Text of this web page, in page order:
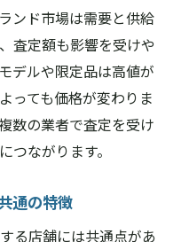
ンド市場は需要と供給
査定額も影響を受けや
デルや限定品は高値が
っても価格が変わりま
数の業者で査定を受け
つながります。
通の特徴
る店舗には共通点があ